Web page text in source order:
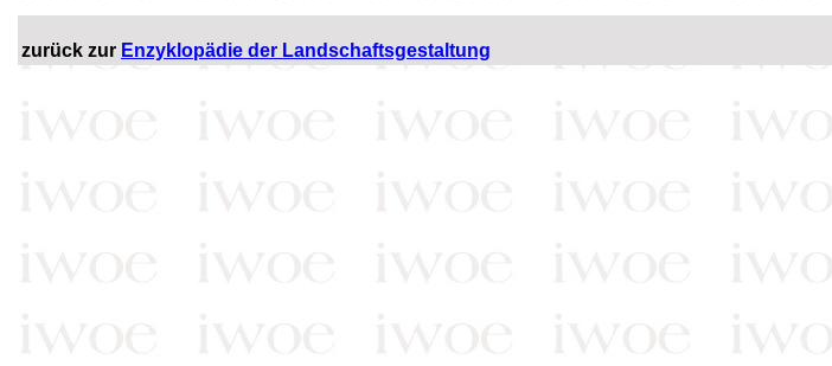
zurück zur Enzyklopädie der Landschaftsgestaltung